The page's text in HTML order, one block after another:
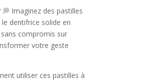
Imaginez des pastilles
dentifrice solide en
compromis sur
votre geste
utiliser ces pastilles à